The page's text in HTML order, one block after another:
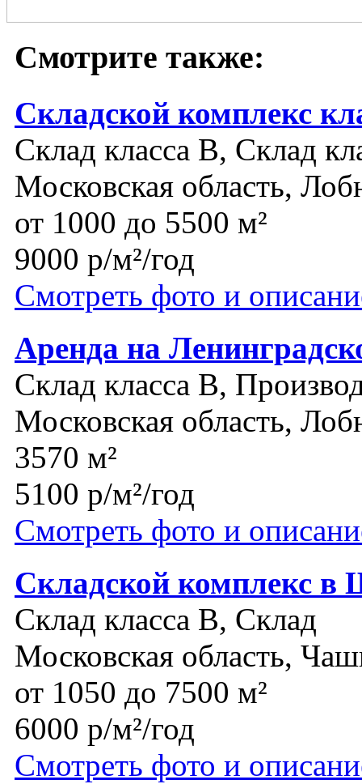
Смотрите также:
Складской комплекс
Склад класса B, Склад
Московская область,
от 1000 до 5500 м²
9000 р/м²/год
Смотреть фото и
Аренда на
Склад класса B,
Московская область,
3570 м²
5100 р/м²/год
Смотреть фото и
Складской комплекс в
Склад класса B, Склад
Московская область,
от 1050 до 7500 м²
6000 р/м²/год
Смотреть фото и